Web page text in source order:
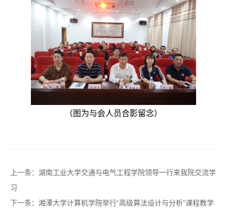
（图为与会人员合影留念）
上一条： 湖南工业大学交通与电气工程学院领导一行来我院交流学
习
下一条： 湘潭大学计算机学院举行“高级算法设计与分析”课程教学